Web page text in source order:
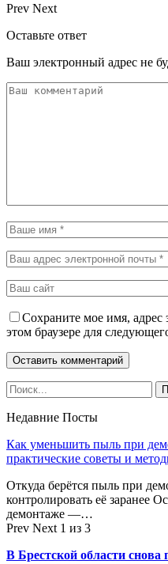
Prev Next
Оставьте ответ
Ваш электронный адрес не
Сохраните мое имя, адрес
этом браузере для
Недавние Посты
Как уменьшить пыль при
практические советы и
Откуда берётся пыль при
контролировать её заранее
демонтаже —…
Prev Next 1 из 3
В Брестской области